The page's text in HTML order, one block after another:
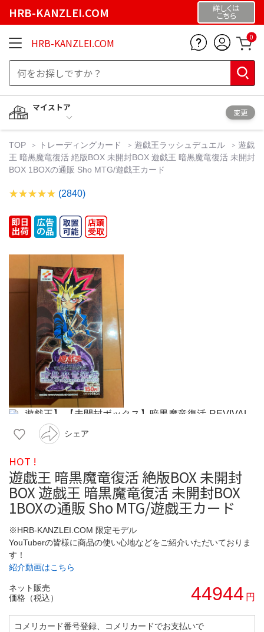
HRB-KANZLEI.COM 詳しくは
こちら
HRB-KANZLEI.COM 0
マイストア
変更
TOP トレーディングカード 遊戯王ラッシュデュエル
遊戯
王 暗黒魔竜復活 絶版BOX 未開封BOX 遊戯王 暗黒魔竜復活 未開封
BOX 1BOXの通販 Sho MTG/遊戯王カード
(2840)
シェア
HOT !
遊戯王 暗黒魔竜復活 絶版BOX 未開封
BOX 遊戯王 暗黒魔竜復活 未開封BOX
1BOXの通販 Sho MTG/遊戯王カード
※HRB-KANZLEI.COM 限定モデル
YouTuberの皆様に商品の使い心地などをご紹介いただいておりま
す！
紹介動画はこちら
ネット販売
価格（税込）
44944 円
コメリカード番号登録、コメリカードでお支払いで